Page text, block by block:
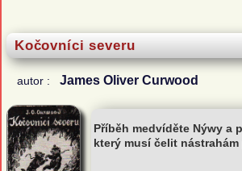
Kočovníci severu
autor : James Oliver Curwood
Příběh medvíděte Nýwy a
který musí čelit